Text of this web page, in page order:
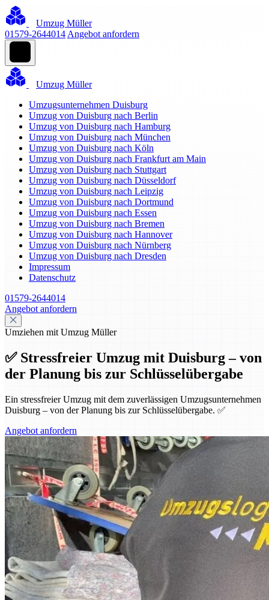
Umzug Müller
01579-2644014 Angebot anfordern
Umzug Müller
Umzugsunternehmen Duisburg
Umzug von Duisburg nach Berlin
Umzug von Duisburg nach Hamburg
Umzug von Duisburg nach München
Umzug von Duisburg nach Köln
Umzug von Duisburg nach Frankfurt am Main
Umzug von Duisburg nach Stuttgart
Umzug von Duisburg nach Düsseldorf
Umzug von Duisburg nach Leipzig
Umzug von Duisburg nach Dortmund
Umzug von Duisburg nach Essen
Umzug von Duisburg nach Bremen
Umzug von Duisburg nach Hannover
Umzug von Duisburg nach Nürnberg
Umzug von Duisburg nach Dresden
Impressum
Datenschutz
01579-2644014
Angebot anfordern
Umziehen mit Umzug Müller
✅ Stressfreier Umzug mit Duisburg – von
der Planung bis zur Schlüsselübergabe
Ein stressfreier Umzug mit dem zuverlässigen Umzugsunternehmen
Duisburg – von der Planung bis zur Schlüsselübergabe. ✅
Angebot anfordern